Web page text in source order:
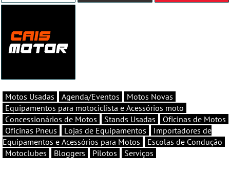
Motos Usadas Agenda/Eventos
Motos Novas
Equipamentos para motociclista e Acessórios moto
Concessionários de Motos
Stands Usadas
Oficinas de Motos
Oficinas Pneus
Lojas de Equipamentos
Importadores de
Equipamentos e Acessórios para Motos
Escolas de Condução
Motoclubes
Bloggers Pilotos Serviços